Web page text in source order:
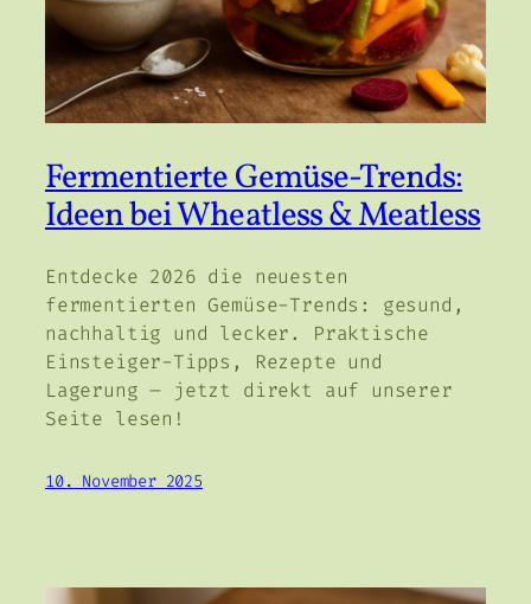
Fermentierte Gemüse-Trends:
Ideen bei Wheatless & Meatless
Entdecke 2026 die neuesten
fermentierten Gemüse-Trends: gesund,
nachhaltig und lecker. Praktische
Einsteiger-Tipps, Rezepte und
Lagerung – jetzt direkt auf unserer
Seite lesen!
10. November 2025